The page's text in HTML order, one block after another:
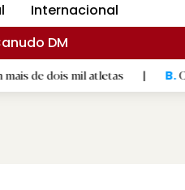
Internacional
DM
atletas | B.Câmara